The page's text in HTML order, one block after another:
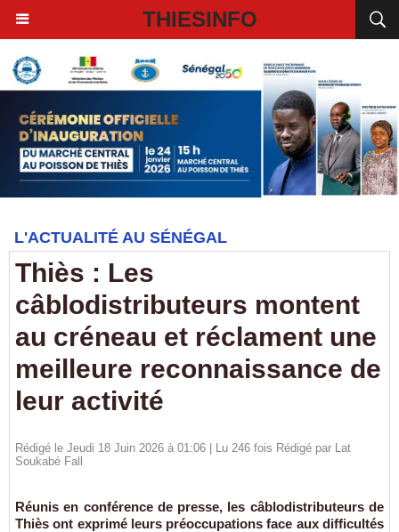
THIESINFO
L'ACTUALITÉ AU SÉNÉGAL
Thiès : Les
câblodistributeurs montent
au créneau et réclament une
meilleure reconnaissance de
leur activité
Rédigé le Jeudi 18 Juin 2026 à 01:06 | Lu 246 fois Rédigé par Lat
Soukabé Fall
Réunis en conférence de presse, les câblodistributeurs de
Thiès ont exprimé leurs préoccupations face aux difficultés